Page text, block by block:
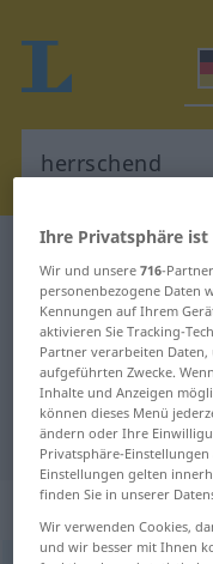
Deutsch-
Deutsch-
für
Übersetzung
Ihre Privatsphäre
Wir und unsere716-
personenbezogene Daten
Kennungen auf Ihrem
aktivieren Sie Tracking-
Partner verarbeiten
aufgeführten Zwecke.
Inhalte und Anzeigen
können dieses Menü
ändern oder Ihre
Privatsphäre-
Einstellungen gelten
finden Sie in unserer
Wir verwenden Cookies,
und wir besser mit Ihnen